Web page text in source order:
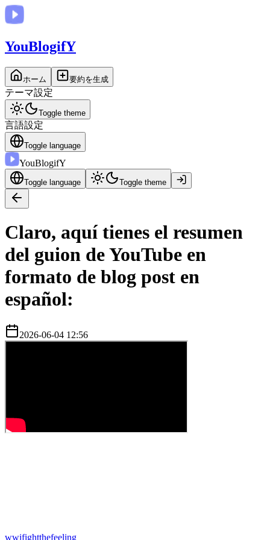
YouBlogifY
ホーム 要約を生成
テーマ設定
Toggle theme
言語設定
Toggle language
YouBlogifY
Toggle language Toggle theme
Claro, aquí tienes el resumen
del guion de YouTube en
formato de blog post en
español:
2026-06-04 12:56
wwifightthefeeling